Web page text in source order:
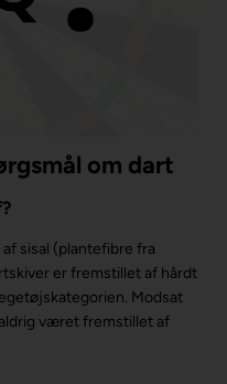
om dart
sisal (plantefibre fra
er fremstillet af hårdt
Modsat
været fremstillet af